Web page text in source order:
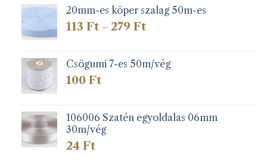
20mm-es köper szalag 50m-es
113 Ft – 279 FtÁrtartomány:
279 Ft
Csögumi 7-es 50m/vég
100 Ft
106006 Szatén egyoldalas 06mm
30m/vég
24 Ft